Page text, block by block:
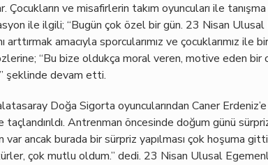
Çocukların ve misafirlerin takım oyuncuları ile
ile ilgili; “Bugün çok özel bir gün. 23 Nisan Ulusal
arttırmak amacıyla sporcularımız ve çocuklarımız ile
“Bu bize oldukça moral veren, motive eden
şeklinde devam etti.
Doğa Sigorta oyuncularından Caner
taçlandırıldı. Antrenman öncesinde doğum günü
var ancak burada bir sürpriz yapılması çok hoşuma
çok mutlu oldum.” dedi. 23 Nisan Ulusal